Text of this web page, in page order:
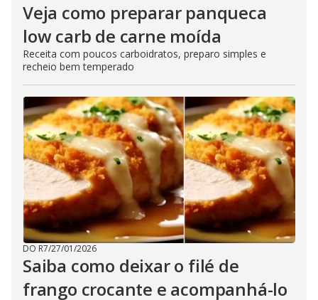
Veja como preparar panqueca
low carb de carne moída
Receita com poucos carboidratos, preparo simples e
recheio bem temperado
DO R7/27/01/2026
Saiba como deixar o filé de
frango crocante e acompanhá-lo